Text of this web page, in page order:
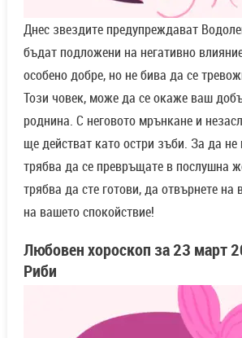
Днес звездите предупреждават
бъдат подложени на негативно
особено добре, но не бива да се
Този човек, може да се окаже ваш
роднина. С неговото мрънкане и
ще действат като остри зъби. За да не
трябва да се превръщате в послушна
трябва да сте готови, да отвърнете на
на вашето спокойствие!
Любовен хороскоп за23 март
Риби